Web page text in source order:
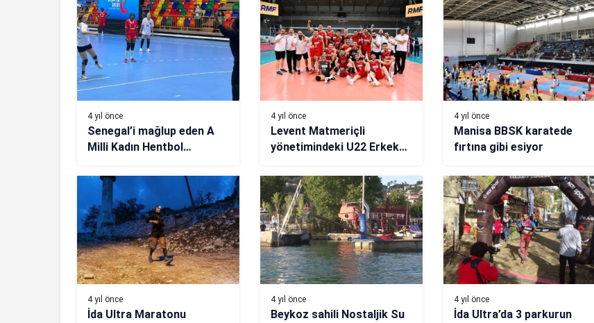
4 yıl önce
Senegal’i mağlup eden A
Milli Kadın Hentbol
4 yıl önce
Levent Matmeriçli
yönetimindeki U22 Erkek
4 yıl önce
Manisa BBSK karatede
fırtına gibi esiyor
4 yıl önce
İda Ultra Maratonu
4 yıl önce
Beykoz sahili Nostaljik Su
4 yıl önce
İda Ultra’da 3 parkurun